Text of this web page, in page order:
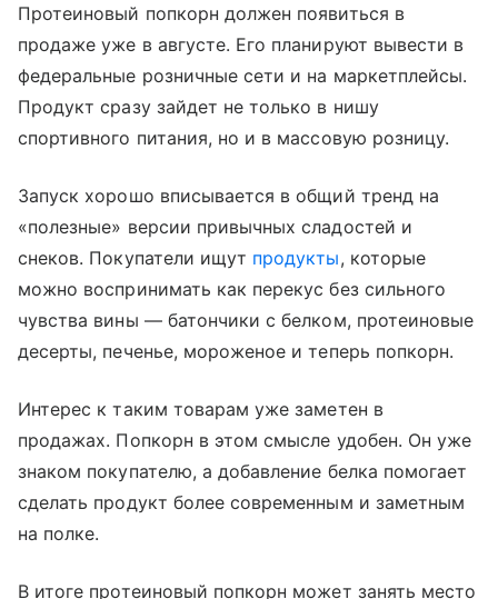
Протеиновый попкорн должен появиться в
продаже уже в августе. Его планируют вывести в
федеральные розничные сети и на маркетплейсы.
Продукт сразу зайдет не только в нишу
спортивного питания, но и в массовую розницу.
Запуск хорошо вписывается в общий тренд на
«полезные» версии привычных сладостей и
снеков. Покупатели ищут продукты, которые
можно воспринимать как перекус без сильного
чувства вины — батончики с белком, протеиновые
десерты, печенье, мороженое и теперь попкорн.
Интерес к таким товарам уже заметен в
продажах. Попкорн в этом смысле удобен. Он уже
знаком покупателю, а добавление белка помогает
сделать продукт более современным и заметным
на полке.
В итоге протеиновый попкорн может занять место